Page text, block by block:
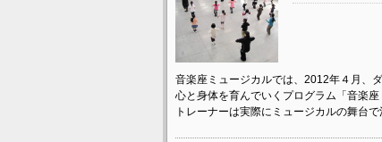
音楽座ミュージカルでは、2012年４月、
心と身体を育んでいくプログラム「音楽
トレーナーは実際にミュージカルの舞台